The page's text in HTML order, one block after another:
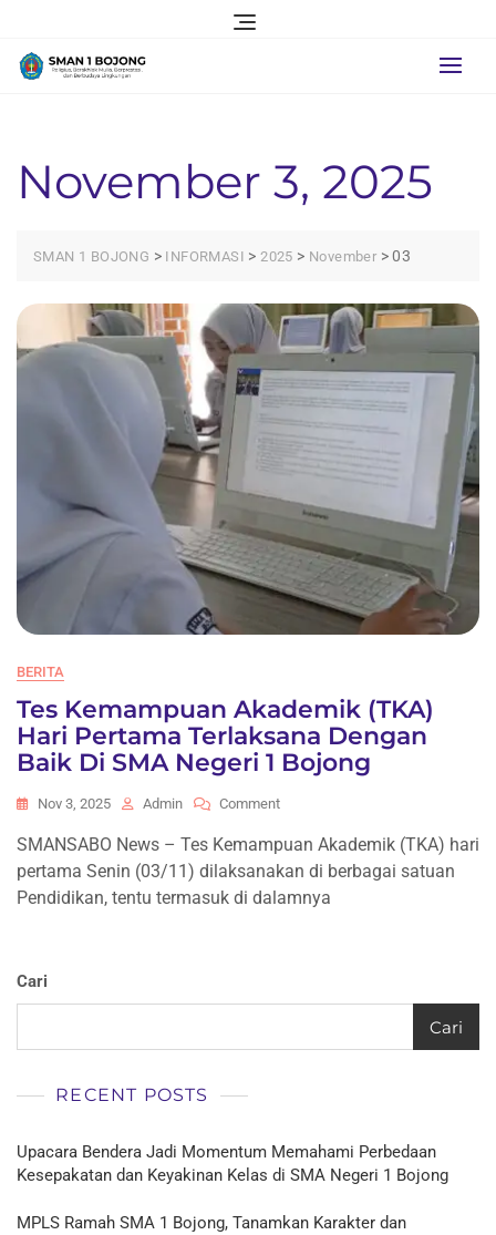
content
November 3, 2025
SMAN 1 BOJONG > INFORMASI >2025 > November >03
BERITA
Tes Kemampuan Akademik (TKA)
Hari Pertama Terlaksana Dengan
Baik Di SMA Negeri 1 Bojong
Nov 3, 2025 Admin CommentOn
Kemampuan
Akademik
(TKA)
Baik
SMA
SMANSABO News – Tes Kemampuan Akademik (TKA) hari
pertama Senin (03/11) dilaksanakan di berbagai satuan
Pendidikan, tentu termasuk di dalamnya
Cari
Cari
RECENT POSTS
Upacara Bendera Jadi Momentum Memahami Perbedaan
Kesepakatan dan Keyakinan Kelas di SMA Negeri 1 Bojong
MPLS Ramah SMA 1 Bojong, Tanamkan Karakter dan